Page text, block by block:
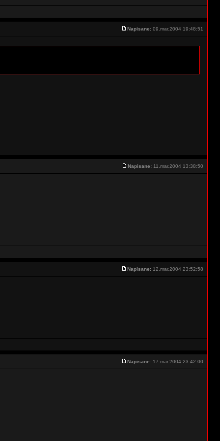
Napisane: 09.mar.2004 19:48:51
Napisane: 11.mar.2004 13:38:50
Napisane: 12.mar.2004 23:52:58
Napisane: 17.mar.2004 23:42:00